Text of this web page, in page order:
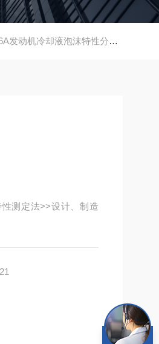
发动机冷却液泡沫特性分析仪器
测定法>>设计、制造